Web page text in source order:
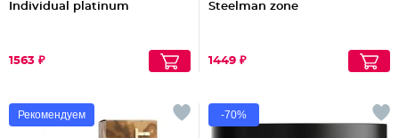
Individual platinum
1563 ₽
Steelman zone
1449 ₽
Рекомендуем -70%